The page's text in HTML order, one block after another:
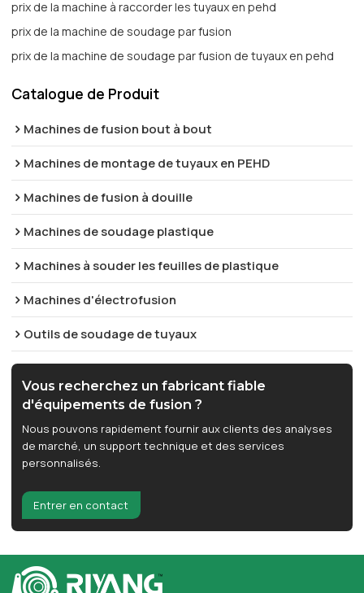
prix de la machine à raccorder les tuyaux en pehd
prix de la machine de soudage par fusion
prix de la machine de soudage par fusion de tuyaux en pehd
Catalogue de Produit
Machines de fusion bout à bout
Machines de montage de tuyaux en PEHD
Machines de fusion à douille
Machines de soudage plastique
Machines à souder les feuilles de plastique
Machines d'électrofusion
Outils de soudage de tuyaux
Vous recherchez un fabricant fiable
d'équipements de fusion ?
Nous pouvons rapidement fournir aux clients des analyses
de marché, un support technique et des services
personnalisés.
Entrer en contact